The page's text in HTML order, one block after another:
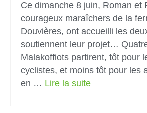
Ce dimanche 8 juin, Roman et
courageux maraîchers de la
Douvières, ont accueilli les
soutiennent leur projet…
Malakoffiots partirent, tôt pour
cyclistes, et moins tôt pour les
en … Lire la suite­­